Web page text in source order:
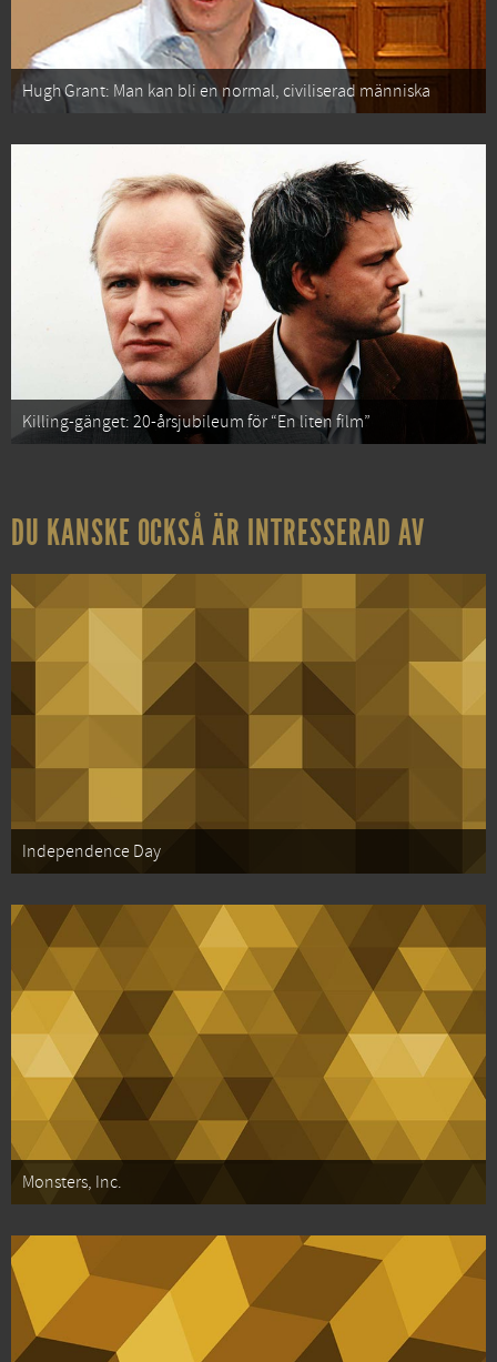
Hugh Grant: Man kan bli en normal, civiliserad människa
Killing-gänget: 20-årsjubileum för “En liten film”
DU KANSKE OCKSÅ ÄR INTRESSERAD AV
Independence Day
Monsters, Inc.